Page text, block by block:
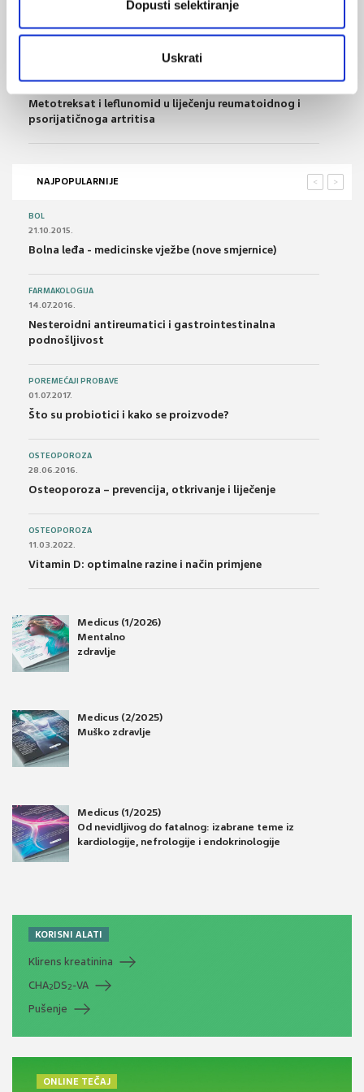
Dopusti selektiranje
Uskrati
13.02.2023.
17.10.2022.
Metotreksat i leflunomid u liječenju reumatoidnog i
psorijatičnoga artritisa
NAJPOPULARNIJE >
<
BOL
21.10.2015.
Bolna leđa - medicinske vježbe (nove smjernice)
FARMAKOLOGIJA
14.07.2016.
Nesteroidni antireumatici i gastrointestinalna
podnošljivost
POREMEĆAJI PROBAVE
01.07.2017.
Što su probiotici i kako se proizvode?
OSTEOPOROZA
28.06.2016.
Osteoporoza – prevencija, otkrivanje i liječenje
OSTEOPOROZA
11.03.2022.
Vitamin D: optimalne razine i način primjene
Medicus (1/2026)
Mentalno
zdravlje
Medicus (2/2025)
Muško zdravlje
Medicus (1/2025)
Od nevidljivog do fatalnog: izabrane teme iz
kardiologije, nefrologije i endokrinologije
KORISNI ALATI
Klirens kreatinina
CHA2DS2-VA
Pušenje
ONLINE TEČAJ